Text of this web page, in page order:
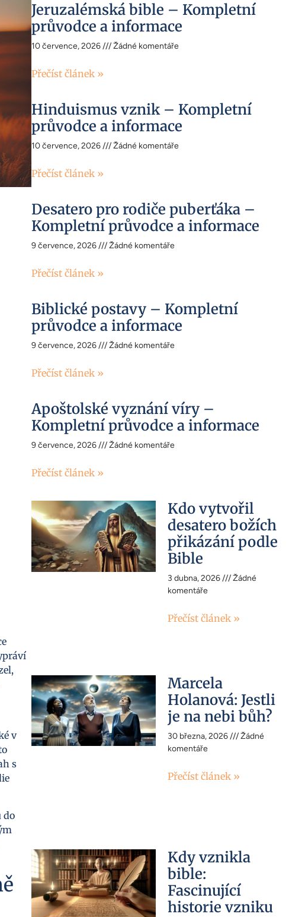
v
s
do
Jeruzalémská bible – Kompletní
průvodce a informace
10 července, 2026 Žádné komentáře
Přečíst článek »
Hinduismus vznik – Kompletní
průvodce a informace
10 července, 2026 Žádné komentáře
Přečíst článek »
Desatero pro rodiče puberťáka –
Kompletní průvodce a informace
9 července, 2026 Žádné komentáře
Přečíst článek »
Biblické postavy – Kompletní
průvodce a informace
9 července, 2026 Žádné komentáře
Přečíst článek »
Apoštolské vyznání víry –
Kompletní průvodce a informace
9 července, 2026 Žádné komentáře
Přečíst článek »
Kdo vytvořil
desatero božích
přikázání podle
Bible
3 dubna, 2026
Žádné
komentáře
Přečíst článek »
Marcela
Holanová: Jestli
je na nebi bůh?
30 března, 2026
Žádné
komentáře
Přečíst článek »
Kdy vznikla
bible:
Fascinující
historie vzniku